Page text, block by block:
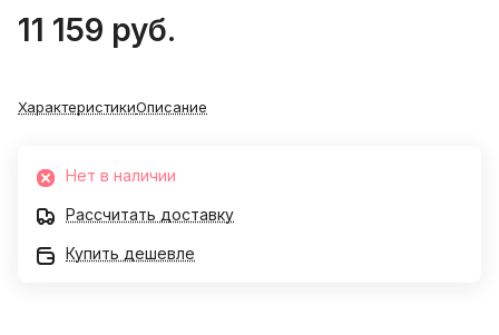
11 159 руб.
ХарактеристикиОписание
Нет в наличии
Рассчитать доставку
Купить дешевле